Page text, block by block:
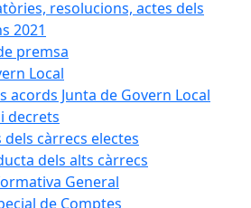
resolucions, actes dels
2021
premsa
Local
acords Junta de Govern Local
decrets
càrrecs electes
dels alts càrrecs
General
de Comptes